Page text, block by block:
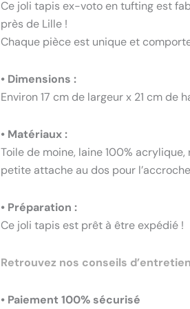
Ce joli tapis ex-voto en tufting est
près de Lille !
Chaque pièce est unique et
• Dimensions :
Environ 17 cm de largeur x 21 cm de
• Matériaux :
Toile de moine, laine 100%
petite attache au dos pour
• Préparation :
Ce joli tapis est prêt à être expédié !
Retrouvez nos conseils
• Paiement 100% sécurisé